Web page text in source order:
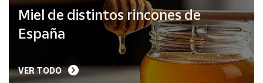
Vendedores
Mapa de
Hazte
Miel de distintos rincones de
España
VER TODO